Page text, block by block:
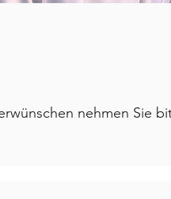
nehmen Sie